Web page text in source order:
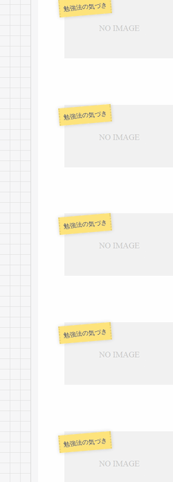
勉強法の気づき
勉強法の気づき
勉強法の気づき
勉強法の気づき
勉強法の気づき